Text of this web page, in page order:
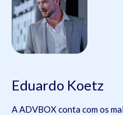
Eduardo Koetz
A ADVBOX conta com os